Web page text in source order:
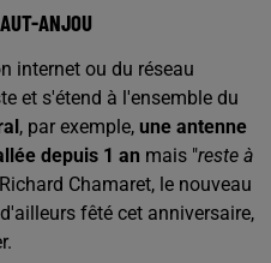
ANJOU
internet ou du réseau
et s'étend à l'ensemble du
, par exemple, une antenne
depuis 1 an mais "reste à
Chamaret, le nouveau
fêté cet anniversaire,